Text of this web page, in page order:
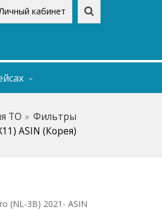
кабинет
ТО
Фильтры
ASIN (Корея)
(NL-3B) 2021- ASIN